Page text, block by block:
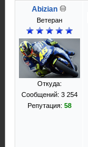
Abizian
Ветеран
Откуда:
Сообщений: 3 254
Репутация: 58